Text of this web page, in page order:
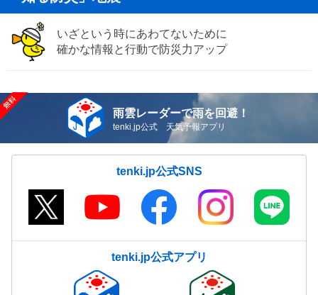
いざという時にあわてないために
確かな情報と行動で防災力アップ
雨雲レーダーで雨を回避！
tenki.jp公式 天気予報アプリ
tenki.jp公式SNS
tenki.jp公式アプリ